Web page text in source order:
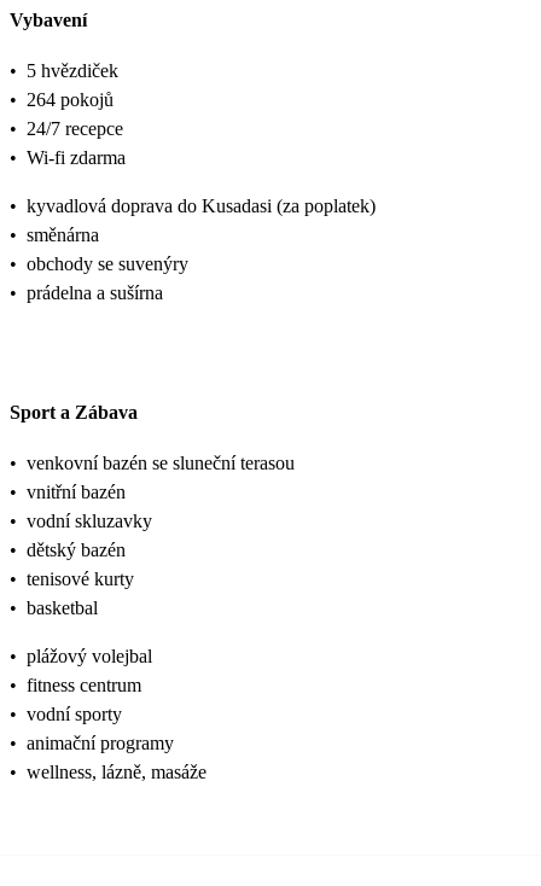
Vybavení
• 5 hvězdiček
• 264 pokojů
• 24/7 recepce
• Wi-fi zdarma
• kyvadlová doprava do Kusadasi (za poplatek)
• směnárna
• obchody se suvenýry
• prádelna a sušírna
Sport a Zábava
• venkovní bazén se sluneční terasou
• vnitřní bazén
• vodní skluzavky
• dětský bazén
• tenisové kurty
• basketbal
• plážový volejbal
• fitness centrum
• vodní sporty
• animační programy
• wellness, lázně, masáže